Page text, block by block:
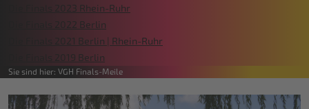
Die Finals 2023 Rhein-Ruhr
Die Finals 2022 Berlin
Die Finals 2021 Berlin | Rhein-Ruhr
Die Finals 2019 Berlin
Sie sind hier: VGH Finals-Meile